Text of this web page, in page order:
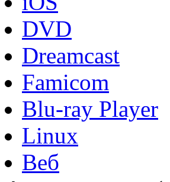
DVD
Dreamcast
Famicom
Blu-ray Player
Linux
Веб